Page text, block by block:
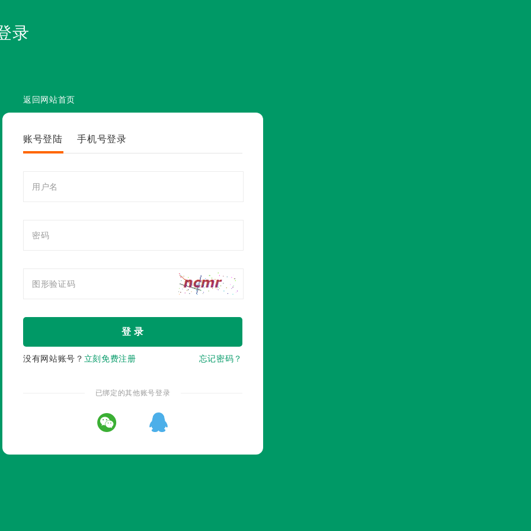
录
返回网站首页
账号登陆 手机号登录
登 录
忘记密码？
没有网站账号？ 立刻免费注册
已绑定的其他账号登录